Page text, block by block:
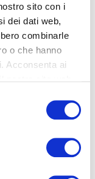
sito con i
dei dati web,
combinarle
o che hanno
Acconsenta ai